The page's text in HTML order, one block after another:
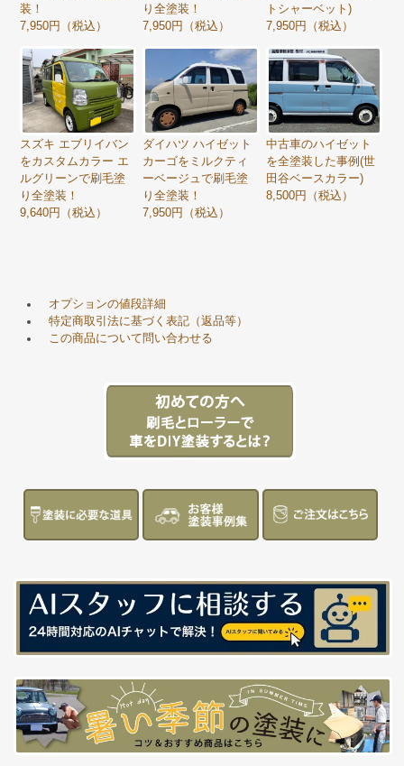
装！
7,950円（税込）
り全塗装！
7,950円（税込）
トシャーベット)
7,950円（税込）
スズキ エブリイバン
をカスタムカラー エ
ルグリーンで刷毛塗
り全塗装！
9,640円（税込）
ダイハツ ハイゼット
カーゴをミルクティ
ーベージュで刷毛塗
り全塗装！
7,950円（税込）
中古車のハイゼット
を全塗装した事例(世
田谷ベースカラー)
8,500円（税込）
オプションの値段詳細
特定商取引法に基づく表記（返品等）
この商品について問い合わせる